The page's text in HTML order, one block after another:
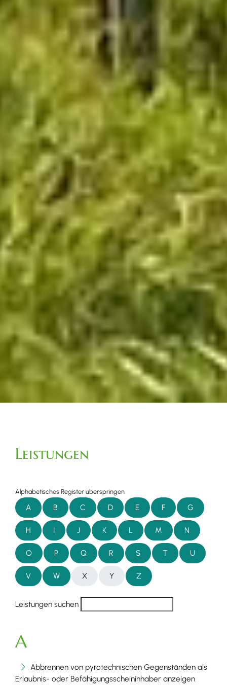
Leistungen
Alphabetisches Register überspringen
A B C D E F G
H I J K L M N
O P Q R S T U
V W X Y Z
Leistungen suchen
A
Abbrennen von pyrotechnischen Gegenständen als
Erlaubnis- oder Befähigungsscheininhaber anzeigen